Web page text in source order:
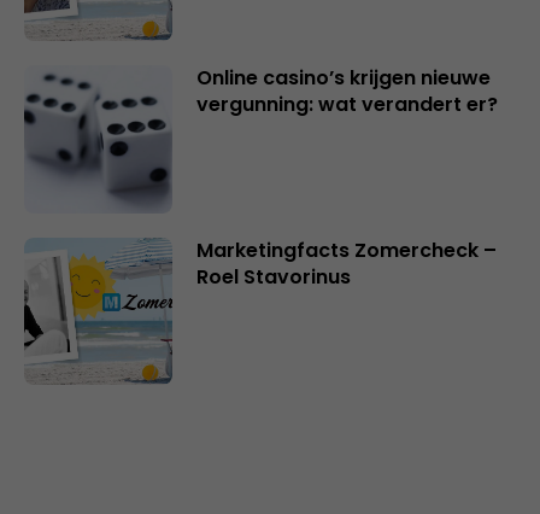
Online casino’s krijgen nieuwe
vergunning: wat verandert er?
Marketingfacts Zomercheck –
Roel Stavorinus